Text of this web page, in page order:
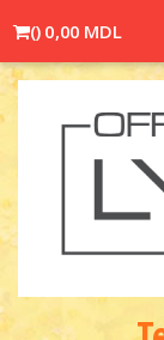
() 0,00 MDL